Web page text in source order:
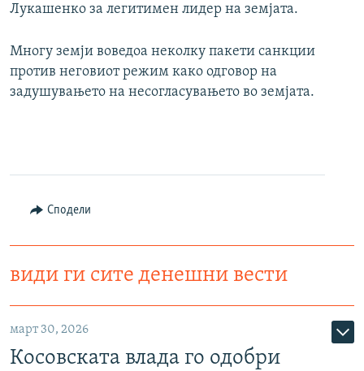
Лукашенко за легитимен лидер на земјата.
Многу земји воведоа неколку пакети санкции
против неговиот режим како одговор на
задушувањето на несогласувањето во земјата.
Сподели
види ги сите денешни вести
март 30, 2026
Косовската влада го одобри